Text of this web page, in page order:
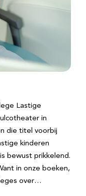
Lastige
in
die titel voorbij
kinderen
bewust prikkelend.
in onze boeken,
over…